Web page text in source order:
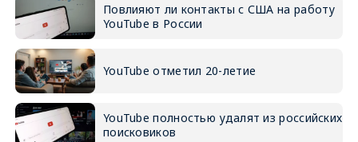
Повлияют ли контакты с США на работу
YouTube в России
YouTube отметил 20-летие
YouTube полностью удалят из российских
поисковиков